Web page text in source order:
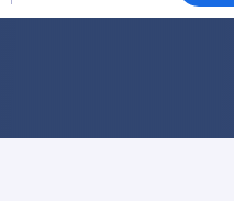
До: